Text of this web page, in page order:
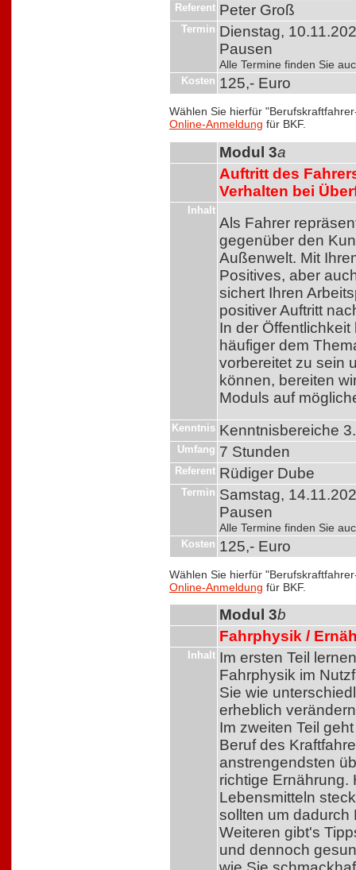
Referent Peter Groß
Termin Dienstag,
Pausen
Alle Termine finden Sie
Kosten 125,- Euro
Wählen Sie hierfür
Online-Anmeldung für BKF.
Modul 3a
Auftritt des
Verhalten bei
Inhalt
Als Fahrer
gegenüber den
Außenwelt. Mit
Positives, aber
sichert Ihren
positiver Auftritt
In der
häufiger dem
vorbereitet zu sein
können, bereiten
Moduls auf
Kenntnis Kenntnisbereiche
Umfang 7 Stunden
Referent Rüdiger Dube
Termin Samstag,
Pausen
Alle Termine finden Sie
Kosten 125,- Euro
Wählen Sie hierfür
Online-Anmeldung für BKF.
Modul 3b
Fahrphysik /
Inhalt Im ersten Teil
Fahrphysik im
Sie wie
erheblich
Im zweiten Teil
Beruf des
anstrengendsten
richtige Ernährung.
Lebensmitteln
sollten um dadurch
Weiteren gibt's
und dennoch